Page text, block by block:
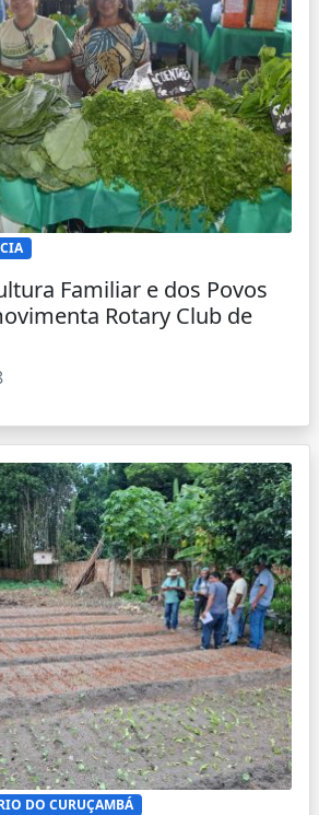
Familiar e dos Povos
Rotary Club de
DO CURUÇAMBÁ